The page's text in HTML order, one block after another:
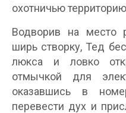
охотничью
Водворив на место
ширь створку, Тед
люкса и ловко
отмычкой для
оказавшись в
перевести дух и